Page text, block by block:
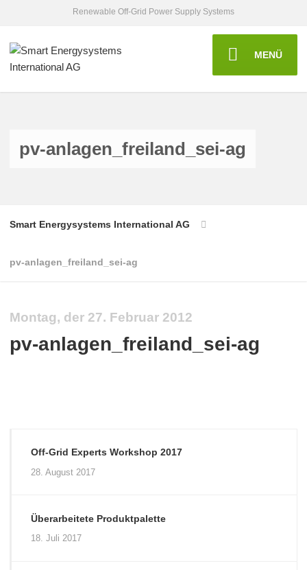
Renewable Off-Grid Power Supply Systems
MENÜ
pv-anlagen_freiland_sei-ag
Smart Energysystems International AG
pv-anlagen_freiland_sei-ag
Montag, der 27. Februar 2012
pv-anlagen_freiland_sei-ag
Off-Grid Experts Workshop 2017
28. August 2017
Überarbeitete Produktpalette
18. Juli 2017